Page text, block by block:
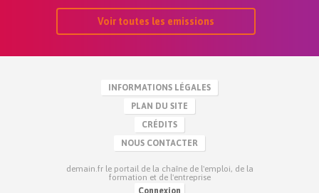
Voir toutes les emissions
INFORMATIONS LÉGALES
PLAN DU SITE
CRÉDITS
NOUS CONTACTER
demain.fr le portail de la chaîne de l'emploi, de la
formation et de l'entreprise
Connexion